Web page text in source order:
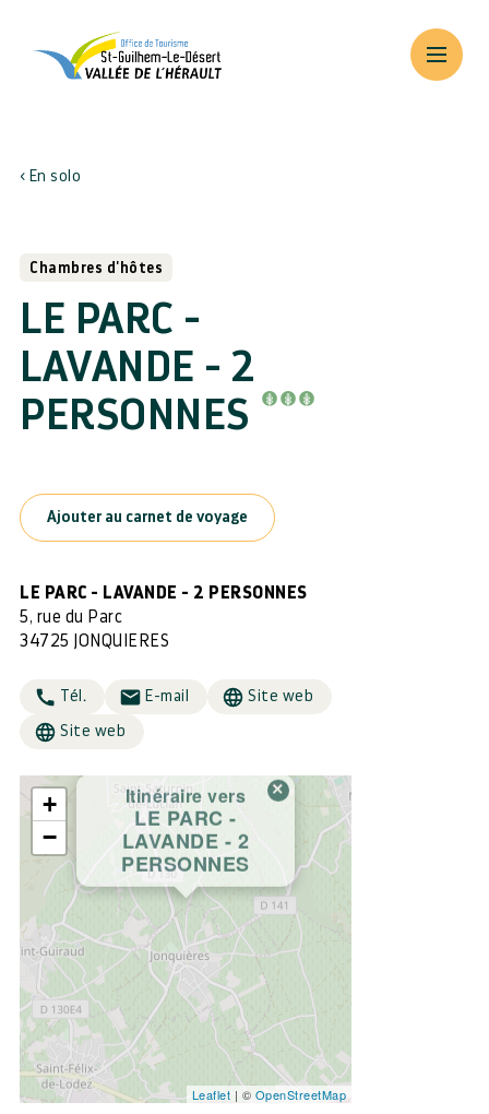
En solo
Chambres d'hôtes
LE PARC -
LAVANDE - 2
PERSONNES
Ajouter au carnet de voyage
LE PARC - LAVANDE - 2 PERSONNES
5, rue du Parc
34725 JONQUIERES
Tél. E-mail Site web
Site web
Itinéraire vers
LE PARC -
LAVANDE - 2
PERSONNES
×
+
−
Leaflet | © OpenStreetMap